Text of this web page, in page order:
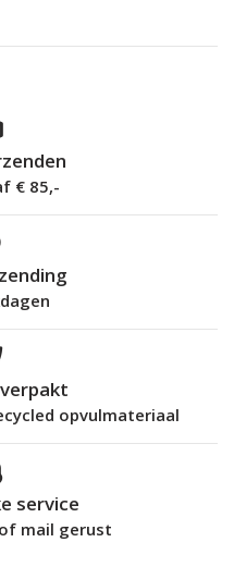
€ 85,-
opvulmateriaal
service
mail gerust